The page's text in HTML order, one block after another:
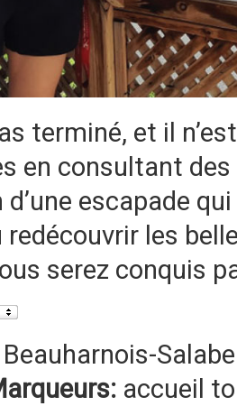
terminé, et il
en consultant des
escapade
redécouvrir les
serez conquis
Beauharnois-
accueil